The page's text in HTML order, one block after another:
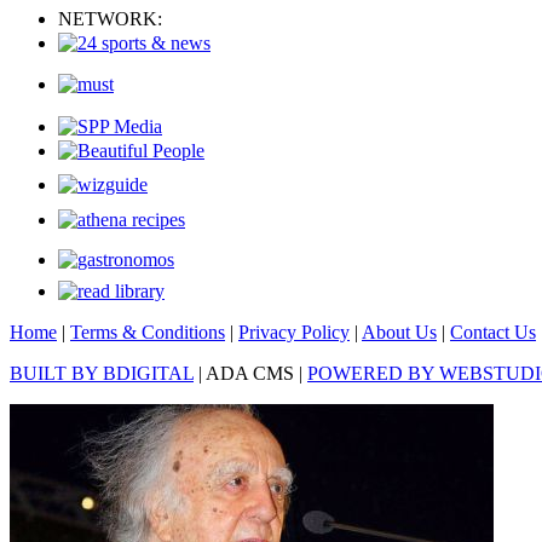
NETWORK:
Home | Terms & Conditions | Privacy Policy | About Us | Contact Us
BUILT BY BDIGITAL | ADA CMS | POWERED BY